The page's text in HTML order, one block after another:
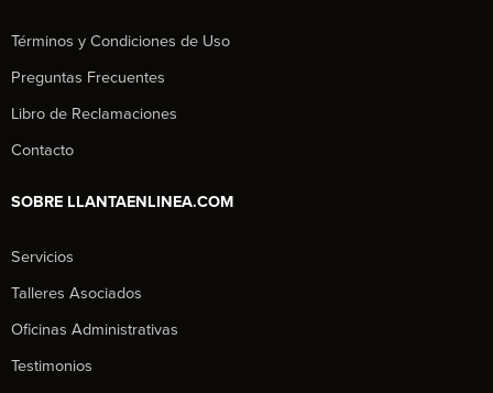
Términos y Condiciones de Uso
Preguntas Frecuentes
Libro de Reclamaciones
Contacto
SOBRE LLANTAENLINEA.COM
Servicios
Talleres Asociados
Oficinas Administrativas
Testimonios